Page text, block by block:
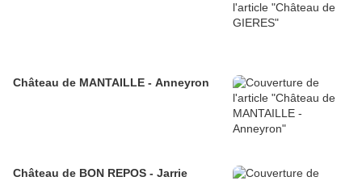
Château de MANTAILLE - Anneyron
Château de BON REPOS - Jarrie